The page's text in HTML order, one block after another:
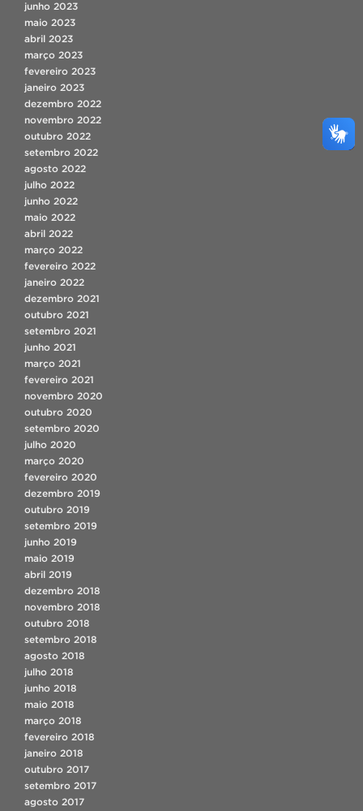
junho 2023
maio 2023
abril 2023
março 2023
fevereiro 2023
janeiro 2023
dezembro 2022
novembro 2022
outubro 2022
setembro 2022
agosto 2022
julho 2022
junho 2022
maio 2022
abril 2022
março 2022
fevereiro 2022
janeiro 2022
dezembro 2021
outubro 2021
setembro 2021
junho 2021
março 2021
fevereiro 2021
novembro 2020
outubro 2020
setembro 2020
julho 2020
março 2020
fevereiro 2020
dezembro 2019
outubro 2019
setembro 2019
junho 2019
maio 2019
abril 2019
dezembro 2018
novembro 2018
outubro 2018
setembro 2018
agosto 2018
julho 2018
junho 2018
maio 2018
março 2018
fevereiro 2018
janeiro 2018
outubro 2017
setembro 2017
agosto 2017